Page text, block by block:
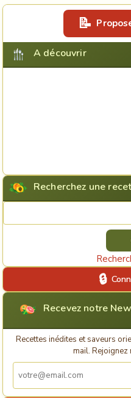
A découvrir
Recherchez une
Recevez notre
Recettes inédites et saveurs
mail. Rejoignez